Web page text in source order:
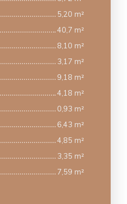
5,20 m²
40,7 m²
8,10 m²
3,17 m²
9,18 m²
4,18 m²
0,93 m²
6,43 m²
4,85 m²
3,35 m²
7,59 m²